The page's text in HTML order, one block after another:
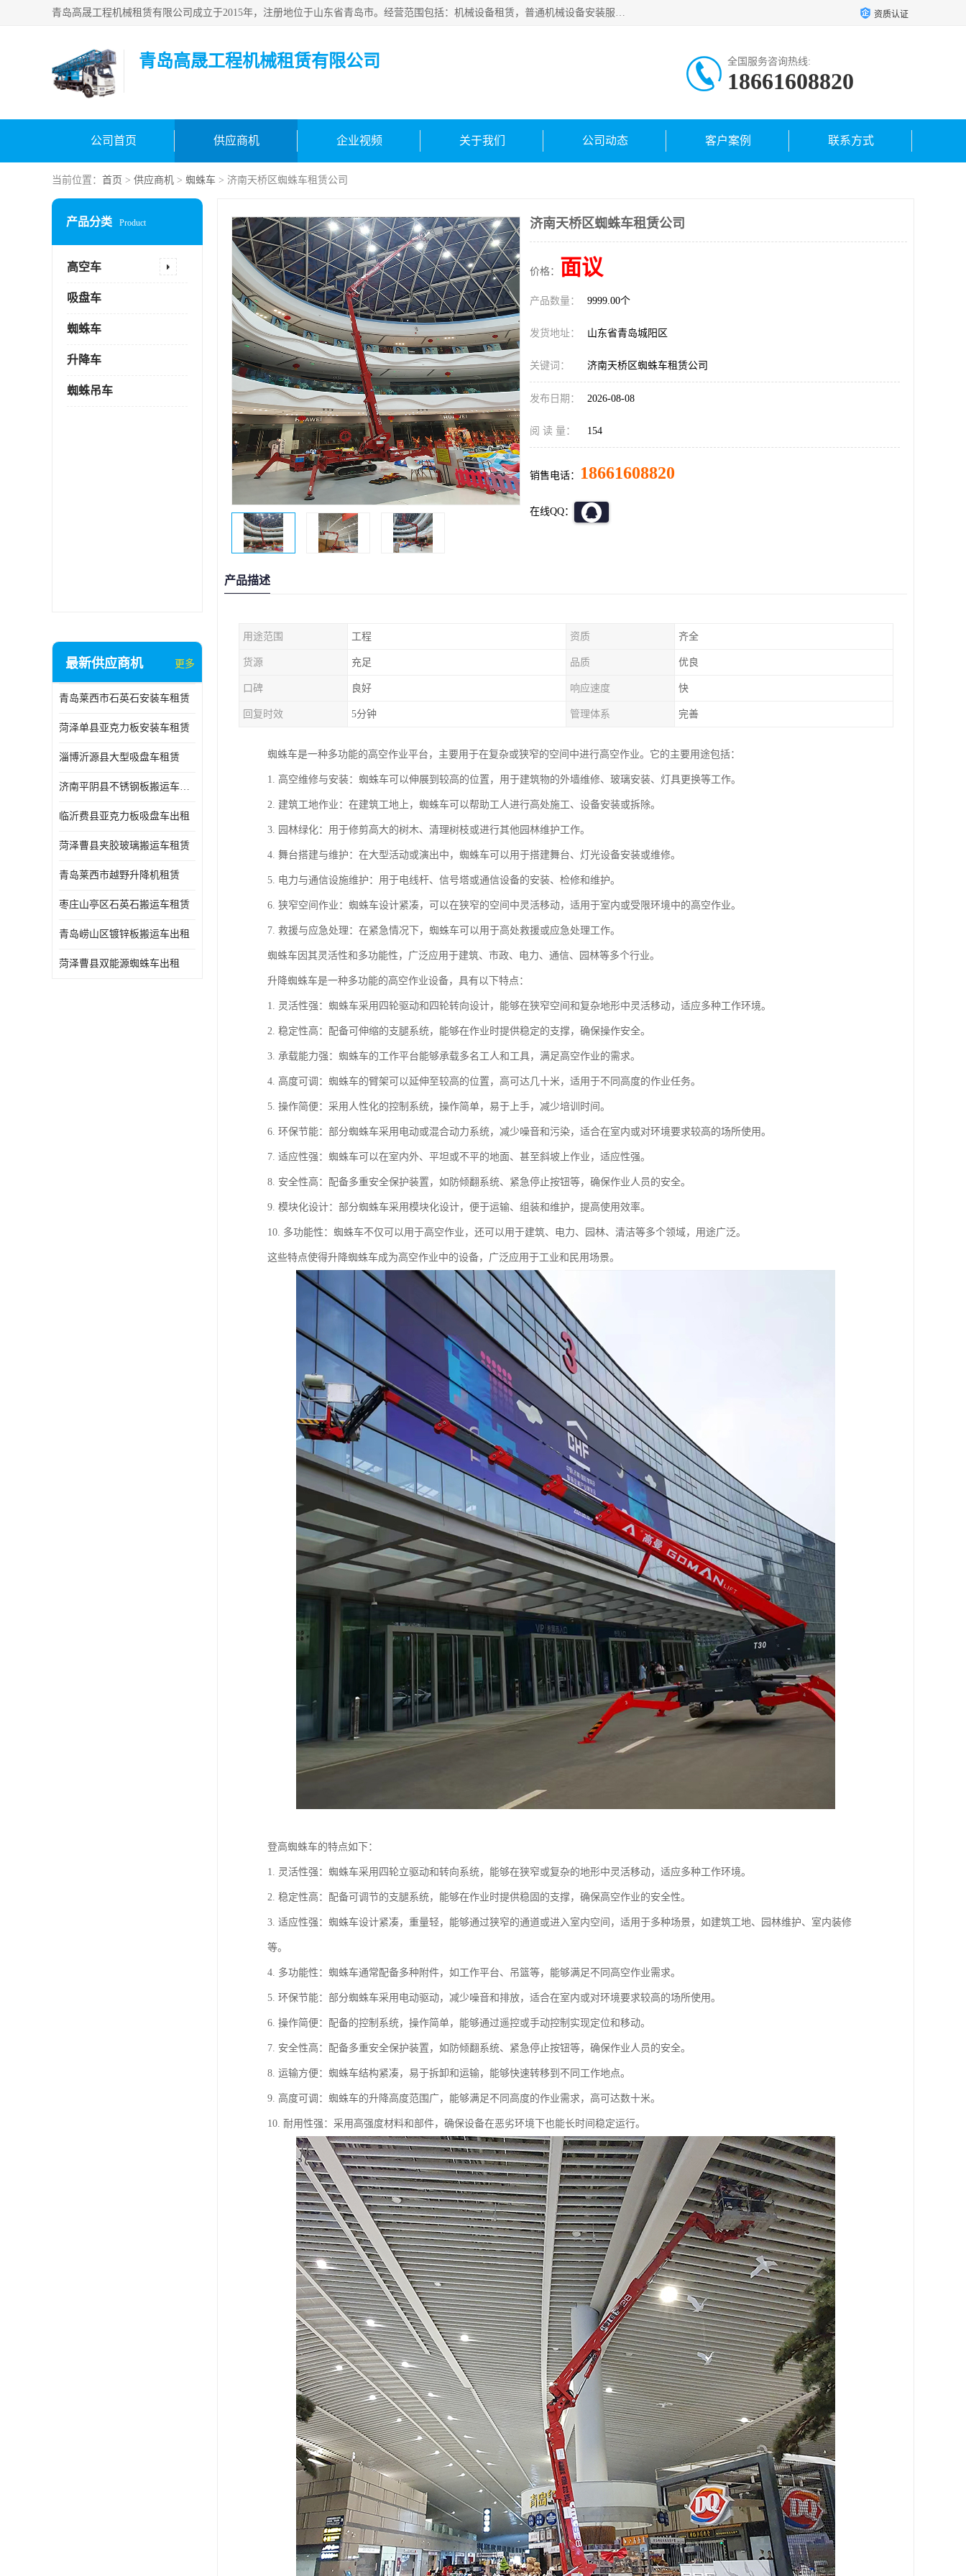
青岛高晟工程机械租赁有限公司成立于2015年，注册地位于山东省青岛市。经营范围包括：机械设备租赁，普通机械设备安装服务，电子、机械设备维护，专用设备修理，通用设备修理，机械设备销售，环境保护专用设备销售，建筑材料销售，专业保洁、清洗、消毒服务，劳动保护用品销售，信息技术咨询服务，汽车拖车、求援、清障服务，物业管理；工程管理服务，货物进出口，技术进出口，汽车销售，新能源汽车整车销售等。 资质认证
青岛高晟工程机械租赁有限公司 全国服务咨询热线:
18661608820
公司首页 供应商机 企业视频 关于我们 公司动态 客户案例 联系方式
当前位置： 首页 > 供应商机 > 蜘蛛车 > 济南天桥区蜘蛛车租赁公司
产品分类 Product
高空车
吸盘车
蜘蛛车
升降车
蜘蛛吊车
最新供应商机 更多
青岛莱西市石英石安装车租赁
菏泽单县亚克力板安装车租赁
淄博沂源县大型吸盘车租赁
济南平阴县不锈钢板搬运车出租
临沂费县亚克力板吸盘车出租
菏泽曹县夹胶玻璃搬运车租赁
青岛莱西市越野升降机租赁
枣庄山亭区石英石搬运车租赁
青岛崂山区镀锌板搬运车出租
菏泽曹县双能源蜘蛛车出租
济南天桥区蜘蛛车租赁公司
价格： 面议
产品数量： 9999.00个
发货地址： 山东省青岛城阳区
关键词： 济南天桥区蜘蛛车租赁公司
发布日期： 2026-08-08
阅 读 量： 154
销售电话： 18661608820
在线QQ：
产品描述
用途范围 工程 资质 齐全
货源 充足 品质 优良
口碑 良好 响应速度 快
回复时效 5分钟 管理体系 完善
蜘蛛车是一种多功能的高空作业平台，主要用于在复杂或狭窄的空间中进行高空作业。它的主要用途包括：
1. 高空维修与安装：蜘蛛车可以伸展到较高的位置，用于建筑物的外墙维修、玻璃安装、灯具更换等工作。
2. 建筑工地作业：在建筑工地上，蜘蛛车可以帮助工人进行高处施工、设备安装或拆除。
3. 园林绿化：用于修剪高大的树木、清理树枝或进行其他园林维护工作。
4. 舞台搭建与维护：在大型活动或演出中，蜘蛛车可以用于搭建舞台、灯光设备安装或维修。
5. 电力与通信设施维护：用于电线杆、信号塔或通信设备的安装、检修和维护。
6. 狭窄空间作业：蜘蛛车设计紧凑，可以在狭窄的空间中灵活移动，适用于室内或受限环境中的高空作业。
7. 救援与应急处理：在紧急情况下，蜘蛛车可以用于高处救援或应急处理工作。
蜘蛛车因其灵活性和多功能性，广泛应用于建筑、市政、电力、通信、园林等多个行业。
升降蜘蛛车是一种多功能的高空作业设备，具有以下特点：
1. 灵活性强：蜘蛛车采用四轮驱动和四轮转向设计，能够在狭窄空间和复杂地形中灵活移动，适应多种工作环境。
2. 稳定性高：配备可伸缩的支腿系统，能够在作业时提供稳定的支撑，确保操作安全。
3. 承载能力强：蜘蛛车的工作平台能够承载多名工人和工具，满足高空作业的需求。
4. 高度可调：蜘蛛车的臂架可以延伸至较高的位置，高可达几十米，适用于不同高度的作业任务。
5. 操作简便：采用人性化的控制系统，操作简单，易于上手，减少培训时间。
6. 环保节能：部分蜘蛛车采用电动或混合动力系统，减少噪音和污染，适合在室内或对环境要求较高的场所使用。
7. 适应性强：蜘蛛车可以在室内外、平坦或不平的地面、甚至斜坡上作业，适应性强。
8. 安全性高：配备多重安全保护装置，如防倾翻系统、紧急停止按钮等，确保作业人员的安全。
9. 模块化设计：部分蜘蛛车采用模块化设计，便于运输、组装和维护，提高使用效率。
10. 多功能性：蜘蛛车不仅可以用于高空作业，还可以用于建筑、电力、园林、清洁等多个领域，用途广泛。
这些特点使得升降蜘蛛车成为高空作业中的设备，广泛应用于工业和民用场景。
登高蜘蛛车的特点如下：
1. 灵活性强：蜘蛛车采用四轮立驱动和转向系统，能够在狭窄或复杂的地形中灵活移动，适应多种工作环境。
2. 稳定性高：配备可调节的支腿系统，能够在作业时提供稳固的支撑，确保高空作业的安全性。
3. 适应性强：蜘蛛车设计紧凑，重量轻，能够通过狭窄的通道或进入室内空间，适用于多种场景，如建筑工地、园林维护、室内装修
等。
4. 多功能性：蜘蛛车通常配备多种附件，如工作平台、吊篮等，能够满足不同高空作业需求。
5. 环保节能：部分蜘蛛车采用电动驱动，减少噪音和排放，适合在室内或对环境要求较高的场所使用。
6. 操作简便：配备的控制系统，操作简单，能够通过遥控或手动控制实现定位和移动。
7. 安全性高：配备多重安全保护装置，如防倾翻系统、紧急停止按钮等，确保作业人员的安全。
8. 运输方便：蜘蛛车结构紧凑，易于拆卸和运输，能够快速转移到不同工作地点。
9. 高度可调：蜘蛛车的升降高度范围广，能够满足不同高度的作业需求，高可达数十米。
10. 耐用性强：采用高强度材料和部件，确保设备在恶劣环境下也能长时间稳定运行。